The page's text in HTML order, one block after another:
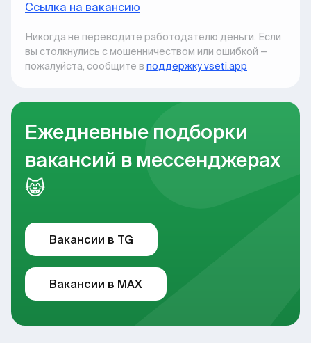
Ccылка на вакансию
Никогда не переводите работодателю деньги. Если
вы столкнулись с мошенничеством или ошибкой —
пожалуйста, сообщите в поддержку vseti.app
Ежедневные подборки
вакансий в мессенджерах
😸
Вакансии в TG
Вакансии в MAX